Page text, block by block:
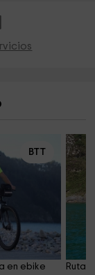
BTT
en ebike
Ruta